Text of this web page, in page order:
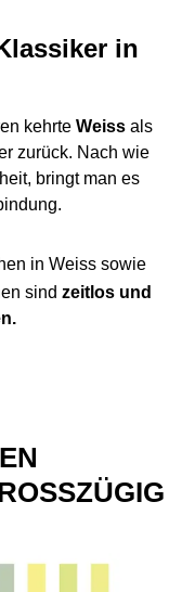
in
kehrte Weiss als
zurück. Nach wie
bringt man es
in Weiss sowie
sind zeitlos und